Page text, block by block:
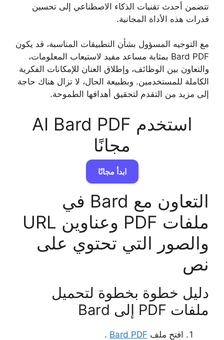
تتضمن أحدث تقنيات الذكاء الاصطناعي إلى تحسين
قدرات هذه الأداة المجانية.
مع التوجيه المسؤول بشأن التطبيقات المناسبة، قد يكون
Bard PDF بمثابة مساعد مفيد لاستيعاب المعلومات،
والتعاون بين الوظائف، وإطلاق العنان للإمكانات الفكرية
الكاملة للمستخدمين. وبطبيعة الحال، لا تزال هناك حاجة
إلى مزيد من التقدم لتحقيق أهدافها الطموحة.
استخدم AI Bard PDF
مجانًا
ابدأ مجانًا
التعاون مع Bard في
ملفات PDF وعناوين URL
والصور التي تحتوي على
نص
دليل خطوة بخطوة لتحميل
ملفات PDF إلى Bard
افتح ملف Bard PDF
.